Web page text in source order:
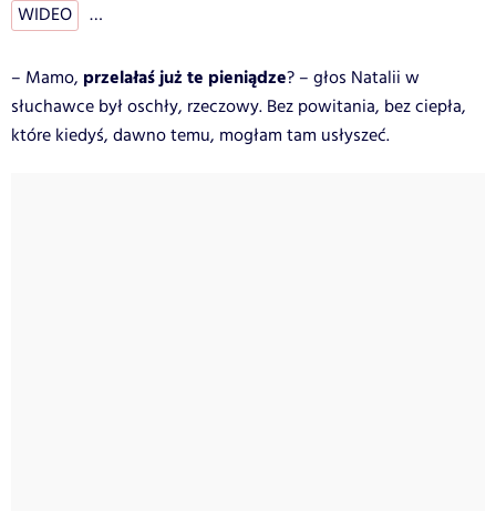
WIDEO …
– Mamo, przelałaś już te pieniądze? – głos Natalii w
słuchawce był oschły, rzeczowy. Bez powitania, bez ciepła,
które kiedyś, dawno temu, mogłam tam usłyszeć.